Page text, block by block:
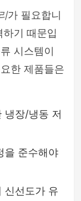
가 필요합니
기 때문입
시스템이
한 제품들은
냉장/냉동 저
을 준수해야
신선도가 유